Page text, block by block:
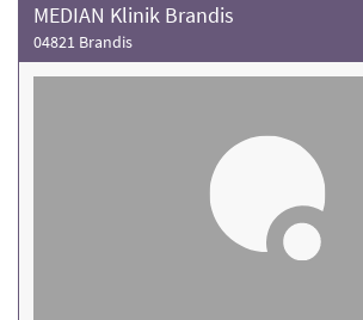
MEDIAN Klinik Brandis
04821 Brandis